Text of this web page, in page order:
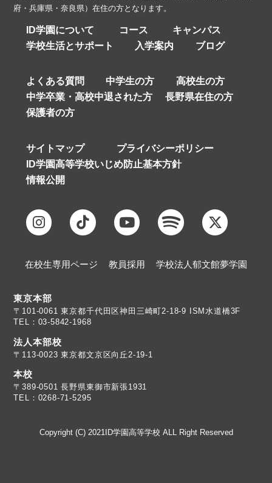
府・兵庫県・奈良県）在住の方となります。
ID学園について コース
キャンパス
学校生活とサポート
入学案内 ブログ
よくある質問 中学生の方
高校生の方
中学卒業・高校中退された方
長野県在住の方
保護者の方
サイトマップ
プライバシーポリシー
ID学園高等学校いじめ防止基本方針
情報公開
在校生専用ページ 教員採用 学校法人郁文館夢学園
東京本部
TEL：03-5842-1968
法人本部校
〒113-0023 東京都文京区向丘2-19-1
本校
TEL：0268-71-5295
Copyright (C) 2021ID学園高等学校 ALL Right Reserved